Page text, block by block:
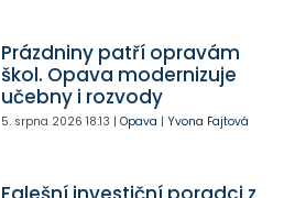
Prázdniny patří opravám
škol. Opava modernizuje
učebny i rozvody
5. srpna 2026 18:13 | Opava | Yvona Fajtová